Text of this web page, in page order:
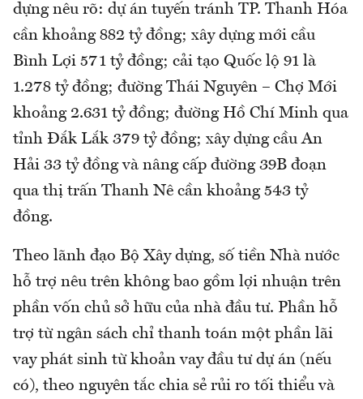
dựng nêu rõ: dự án tuyến tránh TP. Thanh Hóa
cần khoảng 882 tỷ đồng; xây dựng mới cầu
Bình Lợi 571 tỷ đồng; cải tạo Quốc lộ 91 là
1.278 tỷ đồng; đường Thái Nguyên – Chợ Mới
khoảng 2.631 tỷ đồng; đường Hồ Chí Minh qua
tỉnh Đắk Lắk 379 tỷ đồng; xây dựng cầu An
Hải 33 tỷ đồng và nâng cấp đường 39B đoạn
qua thị trấn Thanh Nê cần khoảng 543 tỷ
đồng.
Theo lãnh đạo Bộ Xây dựng, số tiền Nhà nước
hỗ trợ nêu trên không bao gồm lợi nhuận trên
phần vốn chủ sở hữu của nhà đầu tư. Phần hỗ
trợ từ ngân sách chỉ thanh toán một phần lãi
vay phát sinh từ khoản vay đầu tư dự án (nếu
có), theo nguyên tắc chia sẻ rủi ro tối thiểu và